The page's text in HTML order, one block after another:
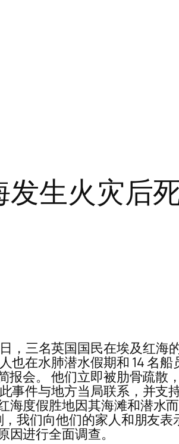
生火灾后
，三名英国国民在埃及红海
也在水肺潜水假期和 14 名
会。 他们立即被肋骨疏散
事件与地方当局联系，并支
度假胜地因其海滩和潜水
我们向他们的家人和朋友表
进行全面调查。